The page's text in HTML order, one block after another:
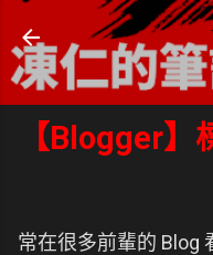
跳
凍仁的筆
- https://
【Blogger】
常在很多前輩的 Blog